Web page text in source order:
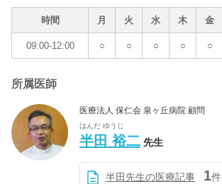
時間 月 火 水 木 金
09:00-12:00 ○ ○ ○ ○ ○
所属医師
医療法人 保仁会 泉ヶ丘病院 顧問
はんだ ゆうじ
半田 裕二 先生
半田先生の医療記事 1件